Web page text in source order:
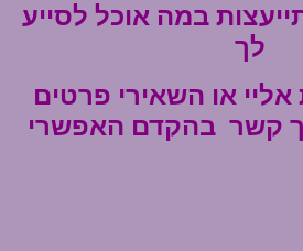
במה אוכל לסייע
לך
אליי או השאירי פרטים
קשר בהקדם האפשרי